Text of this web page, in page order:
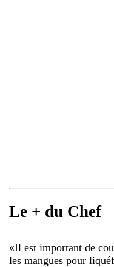
Le + du Chef
«Il est important de
les mangues pour